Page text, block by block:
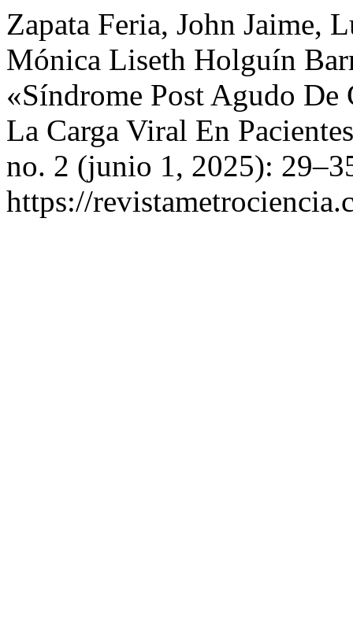
Zapata Feria, John Jaime,
Mónica Liseth Holguín
«Síndrome Post Agudo
La Carga Viral En
no. 2 (junio 1, 2025):
https://